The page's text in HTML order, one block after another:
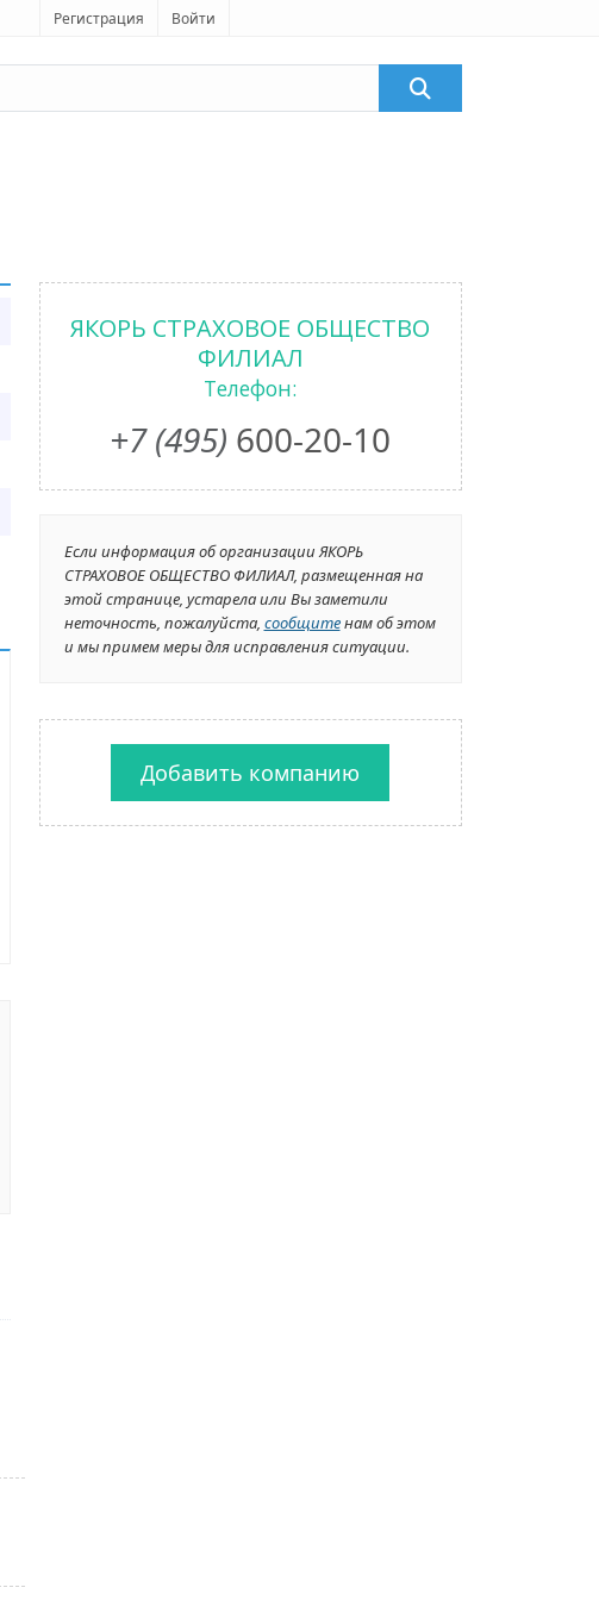
Регистрация Войти
ЯКОРЬ СТРАХОВОЕ ОБЩЕСТВО
ФИЛИАЛ
Телефон:
+7 (495) 600-20-10
Если информация об организации ЯКОРЬ
СТРАХОВОЕ ОБЩЕСТВО ФИЛИАЛ, размещенная на
этой странице, устарела или Вы заметили
неточность, пожалуйста, сообщитенам об этом
и мы примем меры для исправления ситуации.
Добавить компанию